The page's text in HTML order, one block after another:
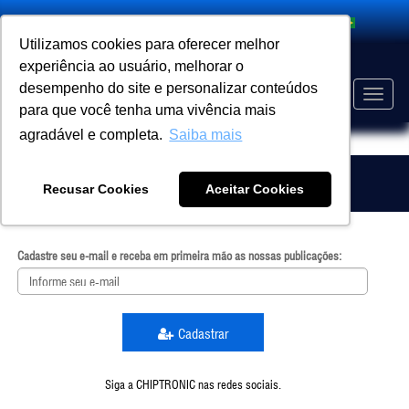
Utilizamos cookies para oferecer melhor
experiência ao usuário, melhorar o
desempenho do site e personalizar conteúdos
para que você tenha uma vivência mais
agradável e completa. Saiba mais
Recusar Cookies Aceitar Cookies
Toggle
EVENTO HOME
Cadastre seu e-mail e receba em primeira mão as nossas publicações:
Cadastrar
Siga a CHIPTRONIC nas redes sociais.